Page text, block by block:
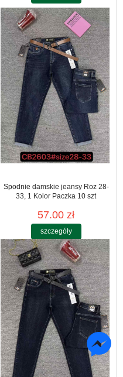
Spodnie damskie jeansy Roz 28-
33, 1 Kolor Paczka 10 szt
57.00 zł
szczegóły